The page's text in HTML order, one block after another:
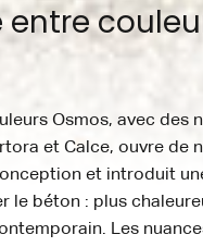
entre
Osmos, avec des
et Calce, ouvre de
et introduit
le béton : plus
Les